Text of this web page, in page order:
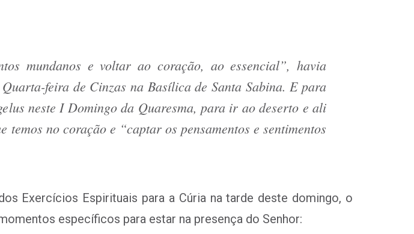
mundanos e voltar ao coração, ao essencial”, havia
feira de Cinzas na Basílica de Santa Sabina. E para
neste I Domingo da Quaresma, para ir ao deserto e ali
no coração e “captar os pensamentos e sentimentos
Exercícios Espirituais para a Cúria na tarde deste domingo, o
específicos para estar na presença do Senhor: